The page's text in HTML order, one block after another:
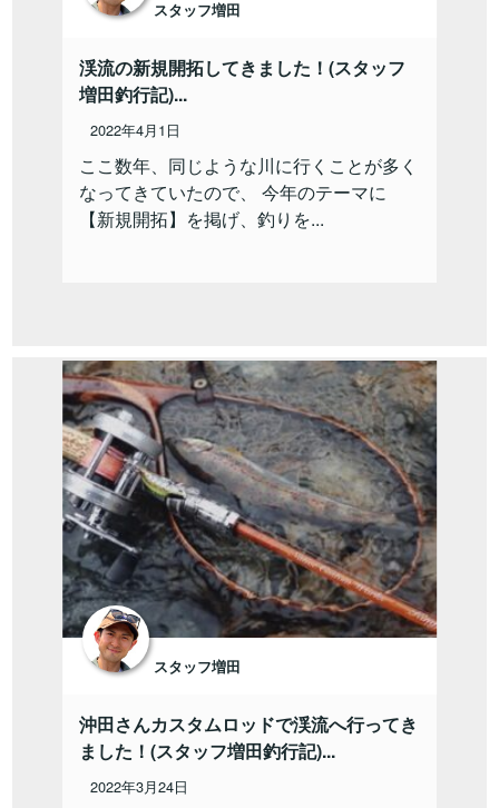
スタッフ増田
渓流の新規開拓してきました！(スタッフ
増田釣行記)...
2022年4月1日
ここ数年、同じような川に行くことが多く
なってきていたので、 今年のテーマに
【新規開拓】を掲げ、釣りを...
スタッフ増田
沖田さんカスタムロッドで渓流へ行ってき
ました！(スタッフ増田釣行記)...
2022年3月24日